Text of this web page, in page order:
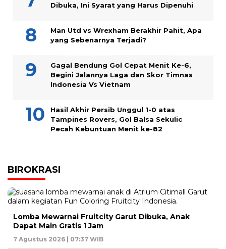
Dibuka, Ini Syarat yang Harus Dipenuhi
Man Utd vs Wrexham Berakhir Pahit, Apa
yang Sebenarnya Terjadi?
Gagal Bendung Gol Cepat Menit Ke-6,
Begini Jalannya Laga dan Skor Timnas
Indonesia Vs Vietnam
Hasil Akhir Persib Unggul 1-0 atas
Tampines Rovers, Gol Balsa Sekulic
Pecah Kebuntuan Menit ke-82
BIROKRASI
Lomba Mewarnai Fruitcity Garut Dibuka, Anak
Dapat Main Gratis 1 Jam
7 Agustus 2026 | 07:37 WIB